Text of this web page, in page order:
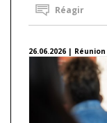
Réagir
26.06.2026 | Réunion